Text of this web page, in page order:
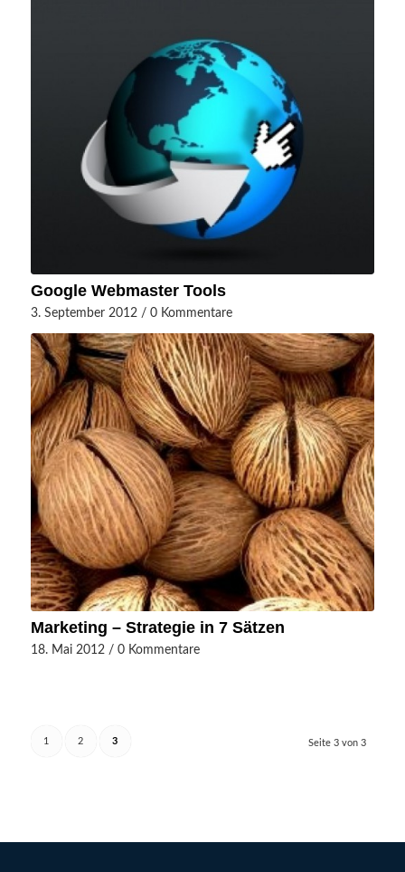
Google Webmaster Tools
3. September 2012 / 0 Kommentare
Marketing – Strategie in 7 Sätzen
18. Mai 2012 / 0 Kommentare
Seite 3 von 3
1 2 3